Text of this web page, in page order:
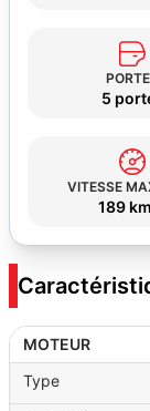
5
VITESSE
189
MOTEUR
Type